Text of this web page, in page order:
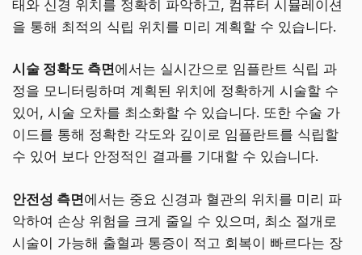
태와 신경 위치를 정확히 파악하고, 컴퓨터 시뮬레이션
을 통해 최적의 식립 위치를 미리 계획할 수 있습니다.
시술 정확도 측면에서는 실시간으로 임플란트 식립 과
정을 모니터링하며 계획된 위치에 정확하게 시술할 수
있어, 시술 오차를 최소화할 수 있습니다. 또한 수술 가
이드를 통해 정확한 각도와 깊이로 임플란트를 식립할
수 있어 보다 안정적인 결과를 기대할 수 있습니다.
안전성 측면에서는 중요 신경과 혈관의 위치를 미리 파
악하여 손상 위험을 크게 줄일 수 있으며, 최소 절개로
시술이 가능해 출혈과 통증이 적고 회복이 빠르다는 장